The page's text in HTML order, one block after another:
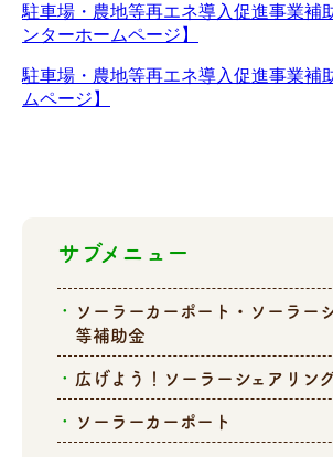
駐車場・農地等再エネ導入促進事業補
ンターホームページ】
駐車場・農地等再エネ導入促進事業補
ムページ】
サブメニュー
ソーラーカーポート・ソーラー
等補助金
広げよう！ソーラーシェアリン
ソーラーカーポート